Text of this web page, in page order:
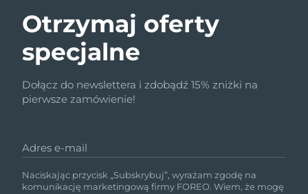
Otrzymaj oferty
specjalne
Dołącz do newslettera i zdobądź 15% zniżki na
pierwsze zamówienie!
Adres e-mail
Naciskając przycisk „Subskrybuj”, wyrażam zgodę na
komunikację marketingową firmy FOREO. Wiem, że mogę